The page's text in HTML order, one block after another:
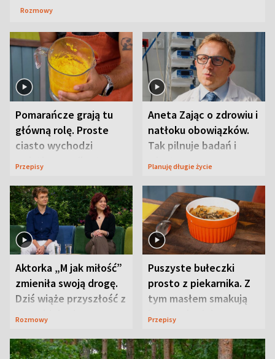
Rozmowy
Pomarańcze grają tu
główną rolę. Proste
ciasto wychodzi
wyjątkowo wilgotne
Przepisy
Aneta Zając o zdrowiu i
natłoku obowiązków.
Tak pilnuje badań i
wizyt
Planuję długie życie
Aktorka „M jak miłość”
zmieniła swoją drogę.
Dziś wiąże przyszłość z
neurobiologią
Rozmowy
Puszyste bułeczki
prosto z piekarnika. Z
tym masłem smakują
jeszcze lepiej
Przepisy